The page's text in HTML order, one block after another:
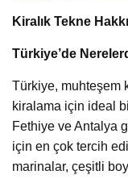
Kiralık Tekne
Türkiye’de
Türkiye, muhteşem
kiralama için ideal
Fethiye ve Antalya
için en çok tercih
marinalar, çeşitli